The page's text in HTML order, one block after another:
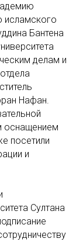
исламского
Бантена
делам и
Нафан.
оснащением
посетили
и
Султана